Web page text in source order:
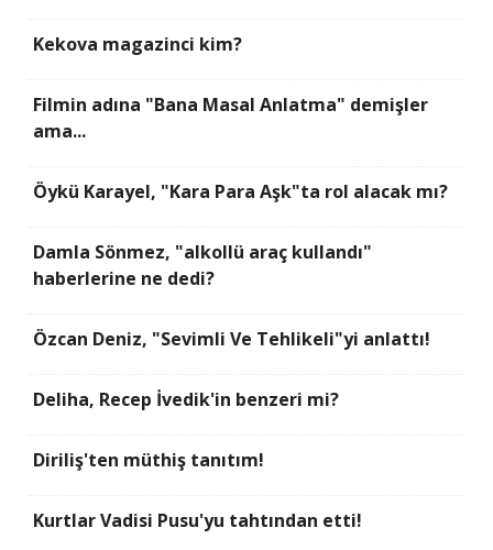
Kekova magazinci kim?
Filmin adına "Bana Masal Anlatma" demişler
ama...
Öykü Karayel, "Kara Para Aşk"ta rol alacak mı?
Damla Sönmez, "alkollü araç kullandı"
haberlerine ne dedi?
Özcan Deniz, "Sevimli Ve Tehlikeli"yi anlattı!
Deliha, Recep İvedik'in benzeri mi?
Diriliş'ten müthiş tanıtım!
Kurtlar Vadisi Pusu'yu tahtından etti!